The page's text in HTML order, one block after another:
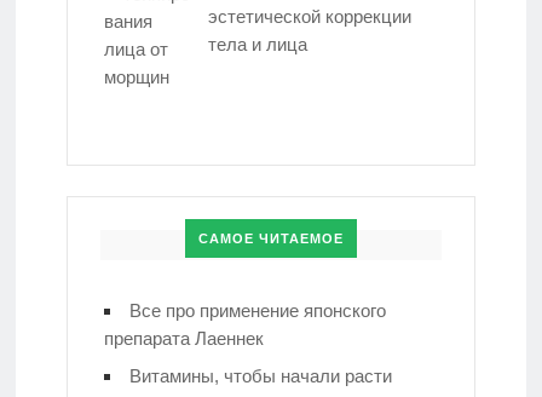
эстетической коррекции
тела и лица
САМОЕ ЧИТАЕМОЕ
Все про применение японского
препарата Лаеннек
Витамины, чтобы начали расти